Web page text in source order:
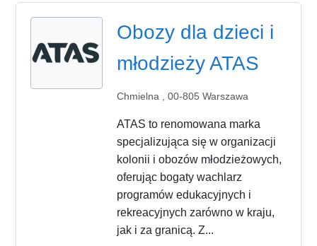
Obozy dla dzieci i
młodzieży ATAS
Chmielna , 00-805 Warszawa
ATAS to renomowana marka
specjalizująca się w organizacji
kolonii i obozów młodzieżowych,
oferując bogaty wachlarz
programów edukacyjnych i
rekreacyjnych zarówno w kraju,
jak i za granicą. Z...